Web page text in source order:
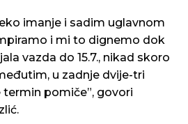
imanje i sadim uglavnom
i mi to dignemo dok
vazda do 15.7., nikad skoro
u zadnje dvije-tri
termin pomiče”, govori